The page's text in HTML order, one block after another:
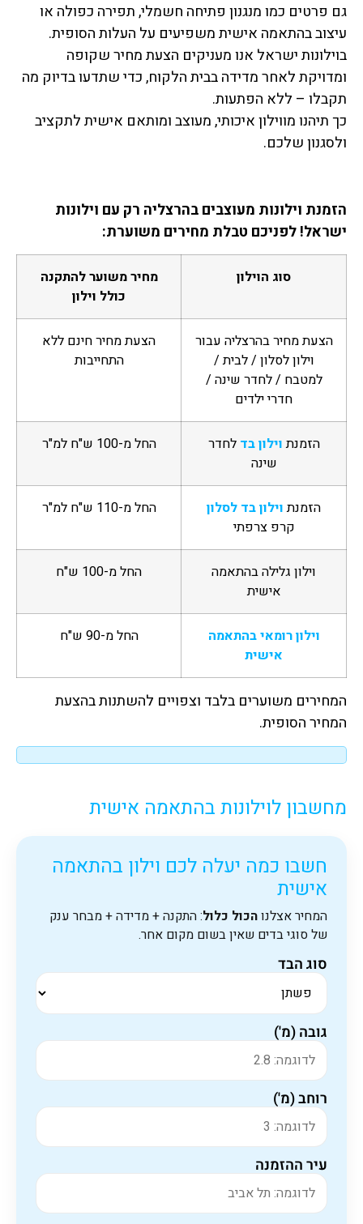
גם פרטים כמו מנגנון פתיחה חשמלי, תפירה כפולה או
עיצוב בהתאמה אישית משפיעים על העלות הסופית.
בוילונות ישראל אנו מעניקים הצעת מחיר שקופה
ומדויקת לאחר מדידה בבית הלקוח, כדי שתדעו בדיוק מה
תקבלו – ללא הפתעות.
כך תיהנו מווילון איכותי, מעוצב ומותאם אישית לתקציב
ולסגנון שלכם.
הזמנת וילונות מעוצבים בהרצליה רק עם וילונות
ישראל! לפניכם טבלת מחירים משוערת:
סוג הוילון
מחיר משוער להתקנה
כולל וילון
הצעת מחיר בהרצליה עבור
וילון לסלון / לבית /
למטבח / לחדר שינה /
חדרי ילדים
הצעת מחיר חינם ללא
התחייבות
הזמנתוילון בדלחדר
שינה
החל מ-100 ש"ח למ"ר
הזמנתוילון בד לסלון
קרפ צרפתי
החל מ-110 ש"ח למ"ר
וילון גלילה בהתאמה
אישית
החל מ-100 ש"ח
וילון רומאי בהתאמה
אישית
החל מ-90 ש"ח
המחירים משוערים בלבד וצפויים להשתנות בהצעת
המחיר הסופית.
מחשבון לוילונות בהתאמה אישית
חשבו כמה יעלה לכם וילון בהתאמה
אישית
המחיר אצלנוהכול כלול: התקנה + מדידה + מבחר ענק
של סוגי בדים שאין בשום מקום אחר.
סוג הבד
גובה (מ')
רוחב (מ')
עיר ההזמנה